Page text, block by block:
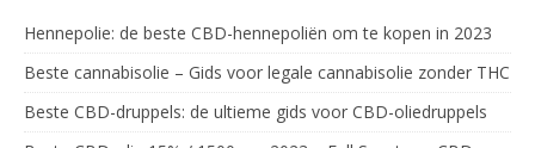
Hennepolie: de beste CBD-hennepoliën om te kopen in 2023
Beste cannabisolie – Gids voor legale cannabisolie zonder THC
Beste CBD-druppels: de ultieme gids voor CBD-oliedruppels